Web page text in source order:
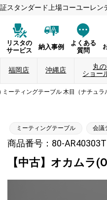
スタンダード上場コーユーレン
リスタの
サービス
納入事例
よくある
質問
福岡店 沖縄店
丸
ショー
ミーティングテーブル 木目（ナチュラ
ミーティングテーブル 会議
商品番号：80-AR40303T
【中古】オカムラ